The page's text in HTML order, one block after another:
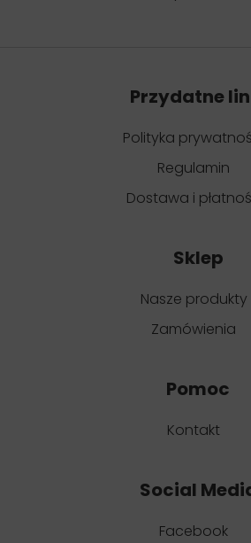
Przydatne
Polityka
Regulamin
Dostawa i
Sklep
Nasze produkty
Zamówienia
Pomoc
Kontakt
Social
Facebook